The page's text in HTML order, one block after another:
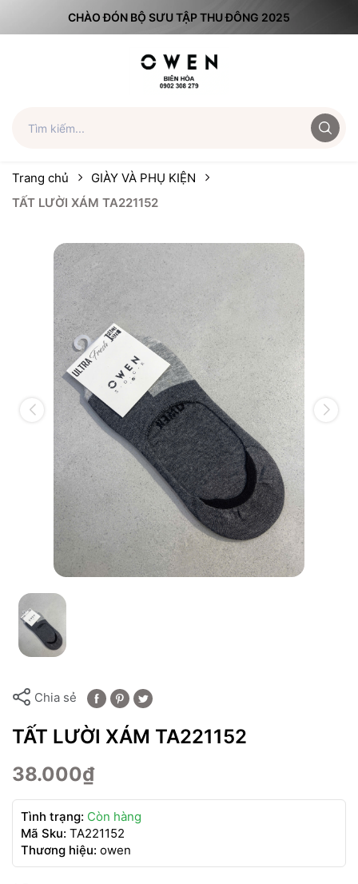
CHÀO ĐÓN BỘ SƯU TẬP THU ĐÔNG 2025
Trang chủ
GIÀY VÀ PHỤ KIỆN
TẤT LƯỜI XÁM TA221152
Chia sẻ
TẤT LƯỜI XÁM TA221152
38.000₫
Tình trạng: Còn hàng
Mã Sku: TA221152
Thương hiệu: owen